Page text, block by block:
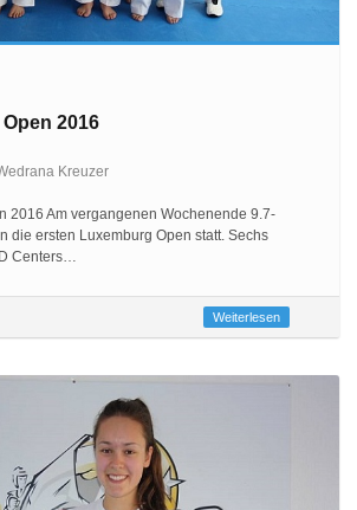
2016
Kreuzer
2016 Am vergangenen Wochenende 9.7-
die ersten Luxemburg Open statt. Sechs
Centers…
Weiterlesen